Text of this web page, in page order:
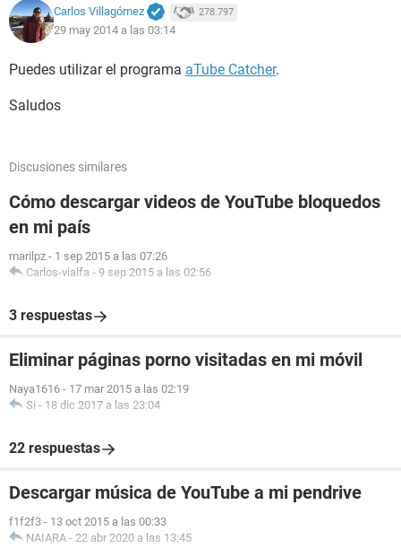
Carlos Villagómez 278.797
29 may 2014 a las 03:14
Puedes utilizar el programa aTube Catcher.
Saludos
Discusiones similares
Cómo descargar videos de YouTube bloquedos
en mi país
marilpz - 1 sep 2015 a las 07:26
Carlos-vialfa - 9 sep 2015 a las 02:56
3 respuestas
Eliminar páginas porno visitadas en mi móvil
Naya1616 - 17 mar 2015 a las 02:19
Si - 18 dic 2017 a las 23:04
22 respuestas
Descargar música de YouTube a mi pendrive
f1f2f3 - 13 oct 2015 a las 00:33
NAIARA - 22 abr 2020 a las 13:45